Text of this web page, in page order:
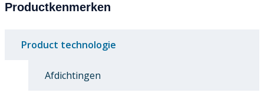
Productkenmerken
Product technologie
Afdichtingen